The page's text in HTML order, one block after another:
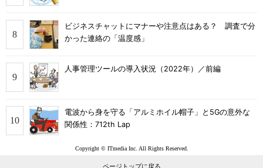
ビジネスチャットにマナーや注意点はある？ 調査で分
かった連絡の「温度感」
人事管理ツールの導入状況（2022年）／前編
電波から身を守る「アルミホイル帽子」と5Gの意外な
関係性：712th Lap
Copyright © ITmedia Inc. All Rights Reserved.
ページトップに戻る